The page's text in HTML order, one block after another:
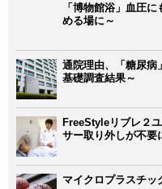
「博物館浴」血圧
める場に～
通院理由、「糖尿
基礎調査結果～
FreeStyleリブレ２
サー取り外しが不要
マイクロプラスチッ